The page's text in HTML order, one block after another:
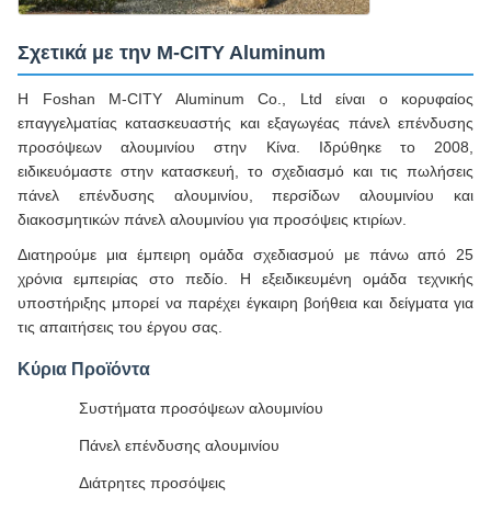
Σχετικά με την M-CITY Aluminum
Η Foshan M-CITY Aluminum Co., Ltd είναι ο κορυφαίος
επαγγελματίας κατασκευαστής και εξαγωγέας πάνελ επένδυσης
προσόψεων αλουμινίου στην Κίνα. Ιδρύθηκε το 2008,
ειδικευόμαστε στην κατασκευή, το σχεδιασμό και τις πωλήσεις
πάνελ επένδυσης αλουμινίου, περσίδων αλουμινίου και
διακοσμητικών πάνελ αλουμινίου για προσόψεις κτιρίων.
Διατηρούμε μια έμπειρη ομάδα σχεδιασμού με πάνω από 25
χρόνια εμπειρίας στο πεδίο. Η εξειδικευμένη ομάδα τεχνικής
υποστήριξης μπορεί να παρέχει έγκαιρη βοήθεια και δείγματα για
τις απαιτήσεις του έργου σας.
Κύρια Προϊόντα
Συστήματα προσόψεων αλουμινίου
Πάνελ επένδυσης αλουμινίου
Διάτρητες προσόψεις